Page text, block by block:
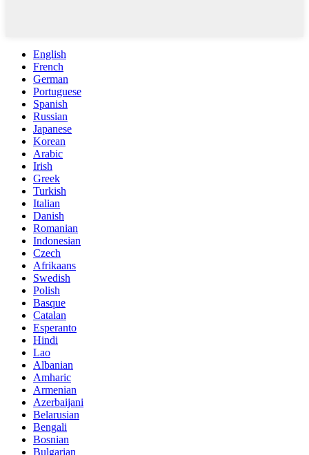
English
French
German
Portuguese
Spanish
Russian
Japanese
Korean
Arabic
Irish
Greek
Turkish
Italian
Danish
Romanian
Indonesian
Czech
Afrikaans
Swedish
Polish
Basque
Catalan
Esperanto
Hindi
Lao
Albanian
Amharic
Armenian
Azerbaijani
Belarusian
Bengali
Bosnian
Bulgarian